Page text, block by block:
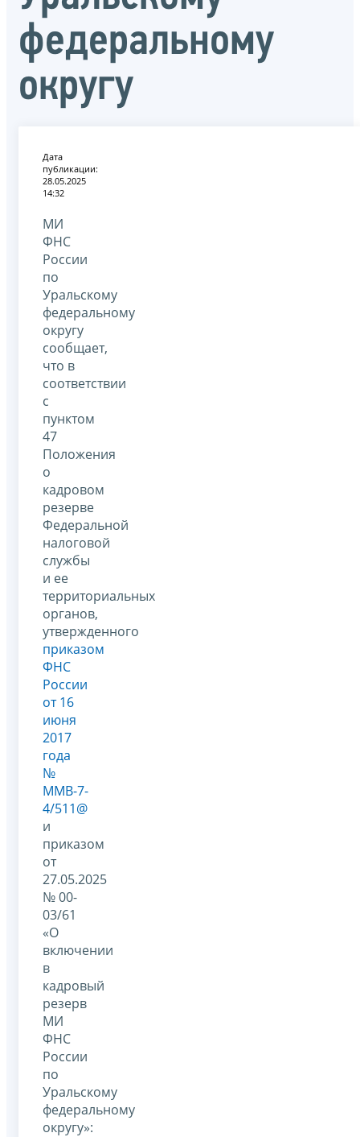
федеральному
округу
Дата
публикации:
28.05.2025
14:32
МИ
ФНС
России
по
Уральскому
федеральному
округу
сообщает,
что в
соответствии
с
пунктом
47
Положения
о
кадровом
резерве
Федеральной
налоговой
службы
и ее
территориальных
органов,
утвержденного
приказом
ФНС
России
от 16
июня
2017
года
№
ММВ-7-
4/511@
и
приказом
от
27.05.2025
№ 00-
03/61
«О
включении
в
кадровый
резерв
МИ
ФНС
России
по
Уральскому
федеральному
округу»: